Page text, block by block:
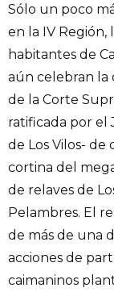
Sólo un poco
en la IV Región,
habitantes de
aún celebran la
de la Corte
ratificada por el
de Los Vilos- de
cortina del
de relaves de
Pelambres. El
de más de una
acciones de
caimaninos